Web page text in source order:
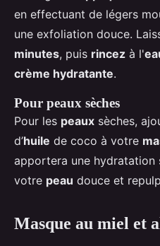
en effectuant de légers
une exfoliation douce.
minutes, puis rincez à l'
crème hydratante.
Pour peaux sèches
Pour les peaux sèches,
d’huile de coco à votre
apportera une hydratation
votre peau douce et
Masque au miel et